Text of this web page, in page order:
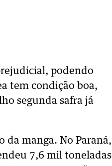
podendo
tem condição boa,
segunda safra já
da manga. No Paraná,
7,6 mil toneladas